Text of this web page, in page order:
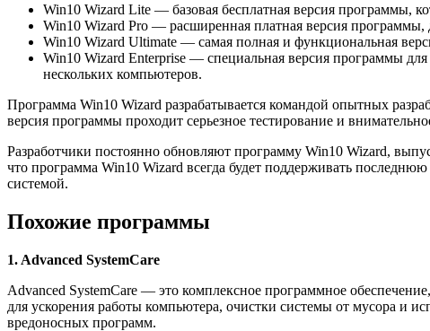
Win10 Wizard Lite — базовая бесплатная версия программы,
Win10 Wizard Pro — расширенная платная версия
Win10 Wizard Ultimate — самая полная и функциональная
Win10 Wizard Enterprise — специальная версия программы
нескольких компьютеров.
Программа Win10 Wizard разрабатывается командой опытных
версия программы проходит серьезное тестирование и
Разработчики постоянно обновляют программу Win10 Wizard,
что программа Win10 Wizard всегда будет поддерживать
системой.
Похожие программы
1. Advanced SystemCare
Advanced SystemCare — это комплексное программное
для ускорения работы компьютера, очистки системы от мусора и
вредоносных программ.